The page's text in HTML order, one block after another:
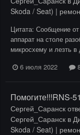
Skoda / Seat) |
Цитата: Сообщение
аппарат на столе
микросхему и лезть
6 июля 2022
Помогите!!!RNS-
Сергей_Саранск
Сергей_Саранск в
Skoda / Seat) |